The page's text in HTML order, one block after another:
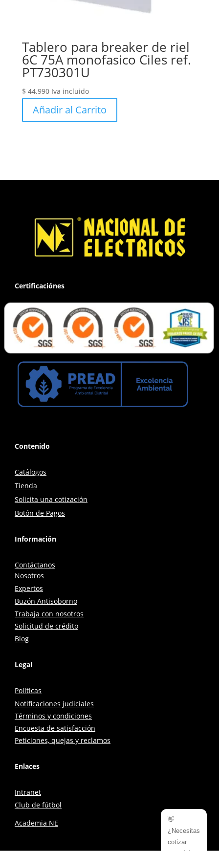
Tablero para breaker de riel
6C 75A monofasico Ciles ref.
PT730301U
$ 44.990 Iva incluido
Añadir al Carrito
Certificaciónes
Contenido
Catálogos
Tienda
Solicita una cotización
Botón de Pagos
Información
Contáctanos
Nosotros
Expertos
Buzón Antisoborno
Trabaja con nosotros
Solicitud de crédito
Blog
Legal
Políticas
Notificaciones judiciales
Términos y condiciones
Encuesta de satisfacción
Peticiones, quejas y reclamos
Enlaces
Intranet
Club de fútbol
Academia NE
👋
¿Necesitas
cotizar